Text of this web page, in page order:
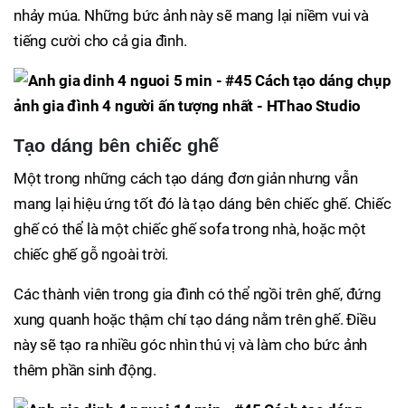
nhảy múa. Những bức ảnh này sẽ mang lại niềm vui và
tiếng cười cho cả gia đình.
Tạo dáng bên chiếc ghế
Một trong những cách tạo dáng đơn giản nhưng vẫn
mang lại hiệu ứng tốt đó là tạo dáng bên chiếc ghế. Chiếc
ghế có thể là một chiếc ghế sofa trong nhà, hoặc một
chiếc ghế gỗ ngoài trời.
Các thành viên trong gia đình có thể ngồi trên ghế, đứng
xung quanh hoặc thậm chí tạo dáng nằm trên ghế. Điều
này sẽ tạo ra nhiều góc nhìn thú vị và làm cho bức ảnh
thêm phần sinh động.